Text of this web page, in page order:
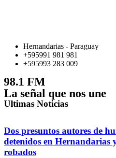
Hernandarias - Paraguay
+595991 981 981
+595993 283 009
98.1 FM
La señal que nos une
Ultimas Noticias
Dos presuntos autores de
detenidos en Hernandarias
robados